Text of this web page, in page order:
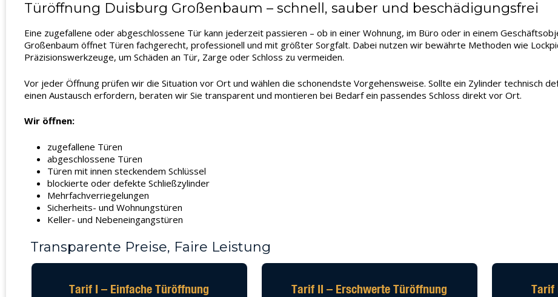
Türöffnung Duisburg Großenbaum – schnell, sauber und beschädigungsfrei
Eine zugefallene oder abgeschlossene Tür kann jederzeit passieren – ob in einer Wohnung, im Büro oder in einem
Großenbaum öffnet Türen fachgerecht, professionell und mit größter Sorgfalt. Dabei nutzen wir bewährte Methoden wie
Präzisionswerkzeuge, um Schäden an Tür, Zarge oder Schloss zu vermeiden.
Vor jeder Öffnung prüfen wir die Situation vor Ort und wählen die schonendste Vorgehensweise. Sollte ein Zylinder technisch
einen Austausch erfordern, beraten wir Sie transparent und montieren bei Bedarf ein passendes Schloss direkt vor Ort.
Wir öffnen:
zugefallene Türen
abgeschlossene Türen
Türen mit innen steckendem Schlüssel
blockierte oder defekte Schließzylinder
Mehrfachverriegelungen
Sicherheits- und Wohnungstüren
Keller- und Nebeneingangstüren
Transparente Preise, Faire Leistung
Tarif I – Einfache Türöffnung Tarif II – Erschwerte Türöffnung Tarif